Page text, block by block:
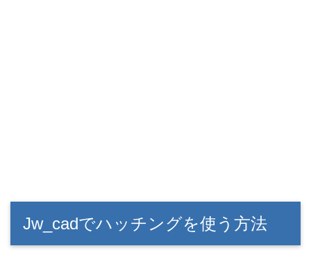
Jw_cadでハッチングを使う方法